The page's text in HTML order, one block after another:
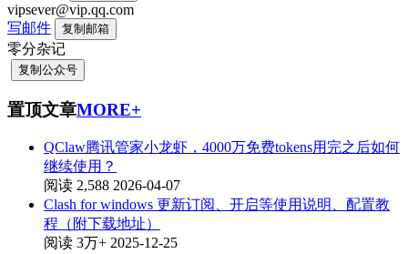
vipsever@vip.qq.com
写邮件
复制邮箱
零分杂记
复制公众号
置顶文章MORE+
QClaw腾讯管家小龙虾，4000万免费tokens用完之后如何
继续使用？
阅读 2,588 2026-04-07
Clash for windows 更新订阅、开启等使用说明、配置教
程（附下载地址）
阅读 3万+ 2025-12-25